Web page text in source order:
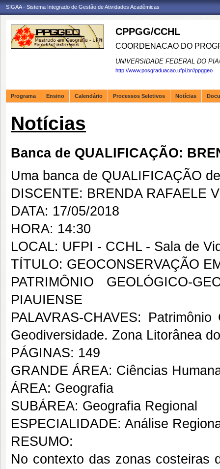
SIGAA - Sistema Integrado de Gestão de Atividades Acadêmicas
CPPGG/CCHL
COORDENACAO DO
UNIVERSIDADE FEDERAL DO
http://www.posgraduacao.ufpi.br//ppggeo
Programa Ensino Calendário Processos Seletivos Notícias
Notícias
Banca de QUALIFICAÇÃO:
Uma banca de QUALIFICAÇÃO
DISCENTE: BRENDA RAFAELE
DATA: 17/05/2018
HORA: 14:30
LOCAL: UFPI - CCHL - Sala de
TÍTULO: GEOCONSERVAÇÃO
PATRIMÔNIO GEOLÓGICO-
PIAUIENSE
PALAVRAS-CHAVES:
Geodiversidade. Zona Litorânea
PÁGINAS: 149
GRANDE ÁREA: Ciências
ÁREA: Geografia
SUBÁREA: Geografia Regional
ESPECIALIDADE: Análise
RESUMO:
No contexto das zonas